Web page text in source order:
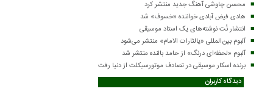
محسن چاوشی آهنگ جدید منتشر کرد
هادی فیض آبادی خواننده «خسوف» شد
انتشار نُت نوشته‌های یک استاد موسیقی
آلبوم بین‌المللی «یالثارات الامام» منتشر می‌شود
آلبوم «لحظه‌ای درنگ» از حامد بالنده منتشر شد
برنده اسکار موسیقی در تصادف موتورسیکلت از دنیا رفت
دیدگاه کاربران